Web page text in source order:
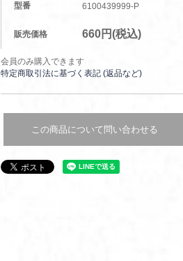
型番 6100439999-P
販売価格 660円(税込)
会員のみ購入できます
特定商取引法に基づく表記 (返品など)
この商品について問い合わせる